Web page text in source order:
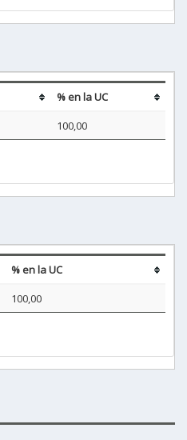
% en la UC
100,00
% en la UC
100,00